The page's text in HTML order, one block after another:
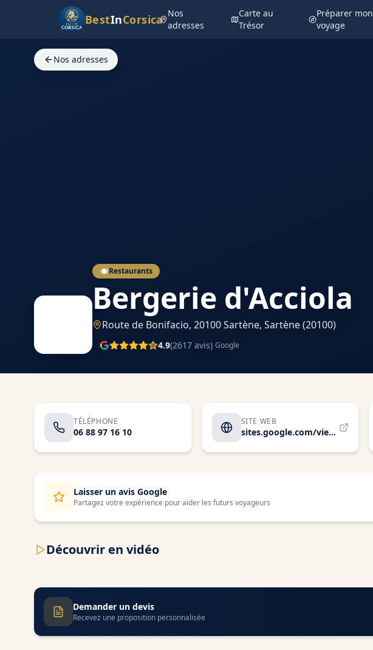
BestInCorsica Nos
adresses
Carte au
Trésor
Préparer mon
voyage
Nos adresses
🍽️Restaurants
Bergerie d'Acciola
Route de Bonifacio, 20100 Sartène, Sartène(20100)
4.9(2617 avis) Google
TÉLÉPHONE
06 88 97 16 10
SITE WEB
sites.google.com/view/la-bergerie-dacciola
Laisser un avis Google
Partagez votre expérience pour aider les futurs voyageurs
Découvrir en vidéo
Demander un devis
Recevez une proposition personnalisée